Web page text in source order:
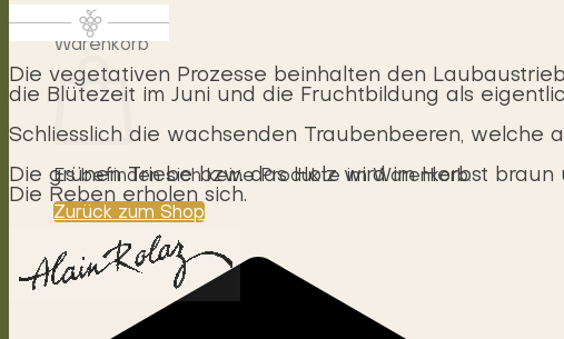
0
Warenkorb
Es befinden sich keine Produkte im Warenkorb.
Zurück zum Shop
Die vegetativen Prozesse beinhalten den
die Blütezeit im Juni und die Fruchtbildung als
Schliesslich die wachsenden Traubenbeeren, welche
Die grünen Triebe bzw. das Holz wird im Herbst
Die Reben erholen sich.